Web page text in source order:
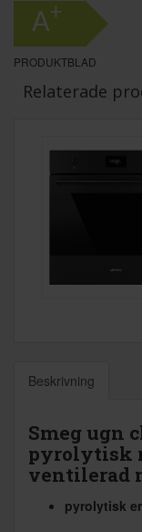
A+
PRODUKTBLAD
Relaterade
Beskrivning
Smeg ugn
pyrolytisk
ventilerad
pyrolytisk